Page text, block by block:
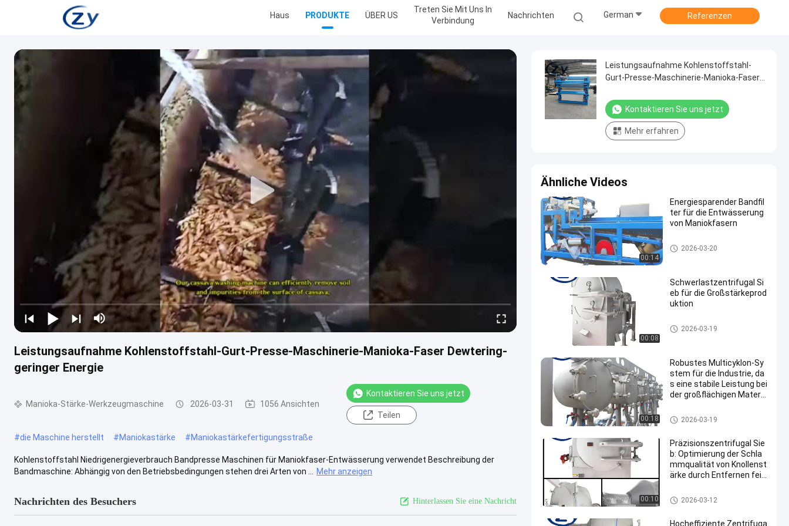
Haus PRODUKTE ÜBER US
Treten Sie Mit Uns In
Verbindung
Nachrichten German Referenzen
Leistungsaufnahme Kohlenstoffstahl-Gurt-Presse-Maschinerie-Manioka-Faser Dewtering-
geringer Energie
Manioka-Stärke-Werkzeugmaschine 2026-03-31 1056 Ansichten
Kontaktieren Sie uns jetzt
Teilen
#die Maschine herstellt #Maniokastärke #Maniokastärkefertigungsstraße
Kohlenstoffstahl Niedrigenergieverbrauch Bandpresse Maschinen für Maniokfaser-Entwässerung verwendet Beschreibung der
Bandmaschine: Abhängig von den Betriebsbedingungen stehen drei Arten von ...
Mehr anzeigen
Nachrichten des Besuchers Hinterlassen Sie eine Nachricht
Leistungsaufnahme Kohlenstoffstahl-
Gurt-Presse-Maschinerie-Manioka-Faser
Kontaktieren Sie uns jetzt
Mehr erfahren
Ähnliche Videos
00:14
Energiesparender Bandfil
ter für die Entwässerung
von Maniokfasern
Manioka-Stärke-Werkzeugmas
chine
2026-03-20
00:08
Schwerlastzentrifugal Si
eb für die Großstärkeprod
uktion
Manioka-Stärke-Werkzeugmas
chine
2026-03-19
00:18
Robustes Multicyklon-Sy
stem für die Industrie, da
s eine stabile Leistung bei
der großflächigen Materia
t
Manioka-Stärke-Werkzeugmas
chine
2026-03-19
00:10
Präzisionszentrifugal Sie
b: Optimierung der Schla
mmqualität von Knollenst
ärke durch Entfernen fein
dukte
Manioka-Stärke-Werkzeugmas
chine
2026-03-12
Hocheffiziente Zentrifuga